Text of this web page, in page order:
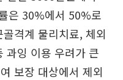
은 30%에서 50%로
격계 물리치료, 체외
과잉 이용 우려가 큰
보장 대상에서 제외